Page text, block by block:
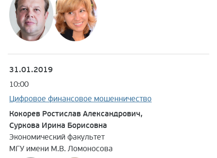
31.01.2019
10:00
Цифровое финансовое мошенничество
Кокорев Ростислав Александрович,
Суркова Ирина Борисовна
Экономический факультет
МГУ имени М.В. Ломоносова